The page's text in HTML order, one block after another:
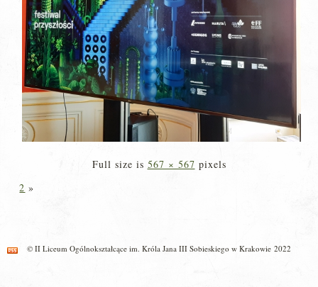
Full size is 567 × 567 pixels
2 »
© II Liceum Ogólnokształcące im. Króla Jana III Sobieskiego w Krakowie 2022